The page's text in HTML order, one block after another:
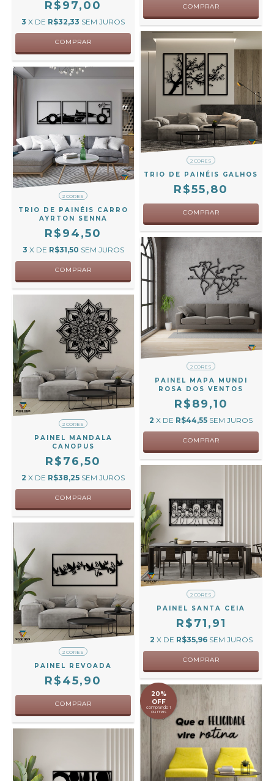
R$97,00
3 X DE R$32,33 SEM JUROS
COMPRAR
COMPRAR
2 CORES
TRIO DE PAINÉIS CARRO
AYRTON SENNA
R$94,50
3 X DE R$31,50 SEM JUROS
COMPRAR
2 CORES
TRIO DE PAINÉIS GALHOS
R$55,80
COMPRAR
2 CORES
PAINEL MANDALA
CANOPUS
R$76,50
2 X DE R$38,25 SEM JUROS
COMPRAR
2 CORES
PAINEL MAPA MUNDI
ROSA DOS VENTOS
R$89,10
2 X DE R$44,55 SEM JUROS
COMPRAR
2 CORES
PAINEL REVOADA
R$45,90
COMPRAR
2 CORES
PAINEL SANTA CEIA
R$71,91
2 X DE R$35,96 SEM JUROS
COMPRAR
20%
OFF
comprando 1
ou mais